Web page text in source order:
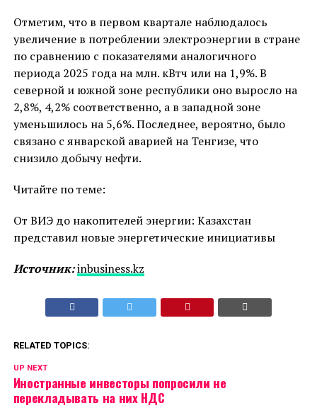
Отметим, что в первом квартале наблюдалось
увеличение в потреблении электроэнергии в стране
по сравнению с показателями аналогичного
периода 2025 года на млн. кВтч или на 1,9%. В
северной и южной зоне республики оно выросло на
2,8%, 4,2% соответственно, а в западной зоне
уменьшилось на 5,6%. Последнее, вероятно, было
связано с январской аварией на Тенгизе, что
снизило добычу нефти.
Читайте по теме:
От ВИЭ до накопителей энергии: Казахстан
представил новые энергетические инициативы
Источник:inbusiness.kz
RELATED TOPICS:
UP NEXT
Иностранные инвесторы попросили не
перекладывать на них НДС